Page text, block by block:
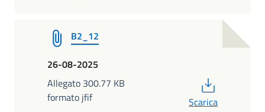
B2_12
26-08-2025
Allegato 300.77 KB
formato jfif
Scarica